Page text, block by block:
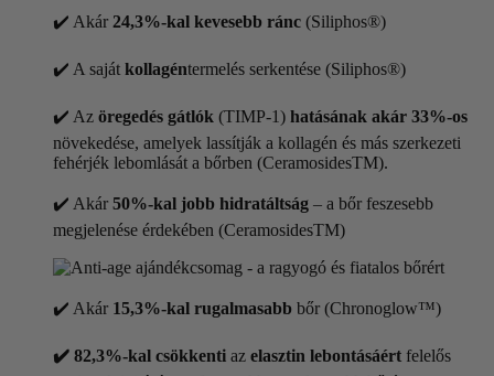
✔️ Akár 24,3%-kal kevesebb ránc (Siliphos®)
✔️ A saját kollagéntermelés serkentése (Siliphos®)
✔️ Az öregedés gátlók (TIMP-1) hatásának akár 33%-os
növekedése, amelyek lassítják a kollagén és más szerkezeti
fehérjék lebomlását a bőrben (CeramosidesTM).
✔️ Akár 50%-kal jobb hidratáltság – a bőr feszesebb
megjelenése érdekében (CeramosidesTM)
✔️ Akár 15,3%-kal rugalmasabb bőr (Chronoglow™)
✔️ 82,3%-kal csökkenti az elasztin lebontásáért felelős